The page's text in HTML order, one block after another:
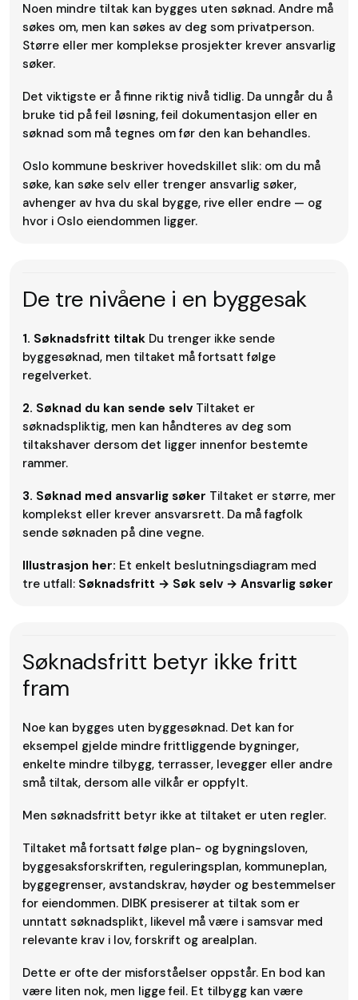
Noen mindre tiltak kan bygges uten søknad. Andre må
søkes om, men kan søkes av deg som privatperson.
Større eller mer komplekse prosjekter krever ansvarlig
søker.
Det viktigste er å finne riktig nivå tidlig. Da unngår du å
bruke tid på feil løsning, feil dokumentasjon eller en
søknad som må tegnes om før den kan behandles.
Oslo kommune beskriver hovedskillet slik: om du må
søke, kan søke selv eller trenger ansvarlig søker,
avhenger av hva du skal bygge, rive eller endre — og
hvor i Oslo eiendommen ligger.
De tre nivåene i en byggesak
1. Søknadsfritt tiltak Du trenger ikke sende
byggesøknad, men tiltaket må fortsatt følge
regelverket.
2. Søknad du kan sende selv Tiltaket er
søknadspliktig, men kan håndteres av deg som
tiltakshaver dersom det ligger innenfor bestemte
rammer.
3. Søknad med ansvarlig søker Tiltaket er større, mer
komplekst eller krever ansvarsrett. Da må fagfolk
sende søknaden på dine vegne.
Illustrasjon her: Et enkelt beslutningsdiagram med
tre utfall: Søknadsfritt → Søk selv → Ansvarlig søker
Søknadsfritt betyr ikke fritt
fram
Noe kan bygges uten byggesøknad. Det kan for
eksempel gjelde mindre frittliggende bygninger,
enkelte mindre tilbygg, terrasser, levegger eller andre
små tiltak, dersom alle vilkår er oppfylt.
Men søknadsfritt betyr ikke at tiltaket er uten regler.
Tiltaket må fortsatt følge plan- og bygningsloven,
byggesaksforskriften, reguleringsplan, kommuneplan,
byggegrenser, avstandskrav, høyder og bestemmelser
for eiendommen. DIBK presiserer at tiltak som er
unntatt søknadsplikt, likevel må være i samsvar med
relevante krav i lov, forskrift og arealplan.
Dette er ofte der misforståelser oppstår. En bod kan
være liten nok, men ligge feil. Et tilbygg kan være